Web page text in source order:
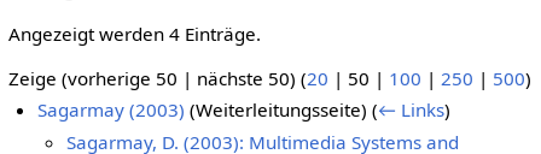
Angezeigt werden 4 Einträge.
Zeige (vorherige 50 | nächste 50) (20 | 50 | 100 | 250 | 500)
Sagarmay (2003) (Weiterleitungsseite)(← Links)
Sagarmay, D. (2003): Multimedia Systems and